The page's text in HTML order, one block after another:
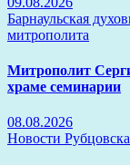
Барнаульская
митрополита
Митрополит
храме семинарии
08.08.2026
Новости